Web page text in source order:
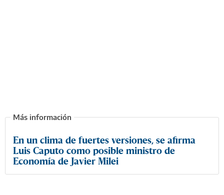
En un clima de fuertes versiones, se afirma
Luis Caputo como posible ministro de
Economía de Javier Milei